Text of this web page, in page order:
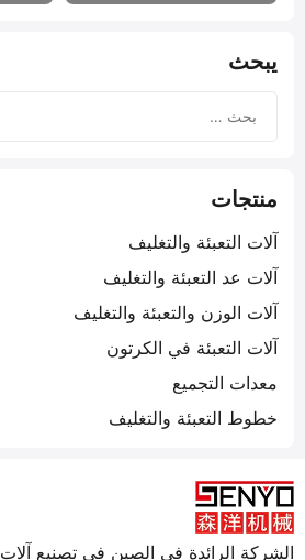
يبحث
منتجات
آلات التعبئة والتغليف
آلات عد التعبئة والتغليف
آلات الوزن والتعبئة والتغليف
آلات التعبئة في الكرتون
معدات التجميع
خطوط التعبئة والتغليف
الشركة الرائدة في الصين في تصنيع آلات